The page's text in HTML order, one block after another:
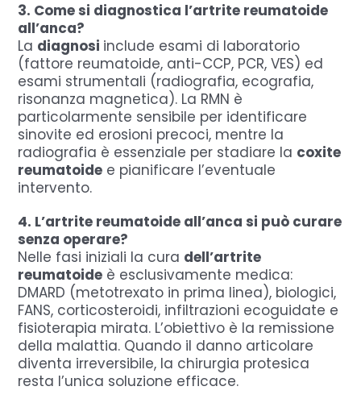
3. Come si diagnostica l’artrite reumatoide
all’anca?
La diagnosi include esami di laboratorio
(fattore reumatoide, anti-CCP, PCR, VES) ed
esami strumentali (radiografia, ecografia,
risonanza magnetica). La RMN è
particolarmente sensibile per identificare
sinovite ed erosioni precoci, mentre la
radiografia è essenziale per stadiare la coxite
reumatoide e pianificare l’eventuale
intervento.
4. L’artrite reumatoide all’anca si può curare
senza operare?
Nelle fasi iniziali la cura dell’artrite
reumatoide è esclusivamente medica:
DMARD (metotrexato in prima linea), biologici,
FANS, corticosteroidi, infiltrazioni ecoguidate e
fisioterapia mirata. L’obiettivo è la remissione
della malattia. Quando il danno articolare
diventa irreversibile, la chirurgia protesica
resta l’unica soluzione efficace.